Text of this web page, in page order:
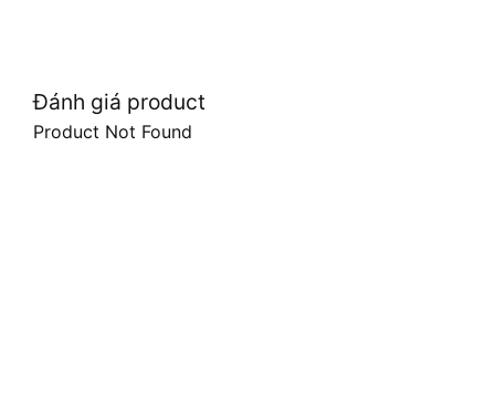
Đánh giá product
Product Not Found